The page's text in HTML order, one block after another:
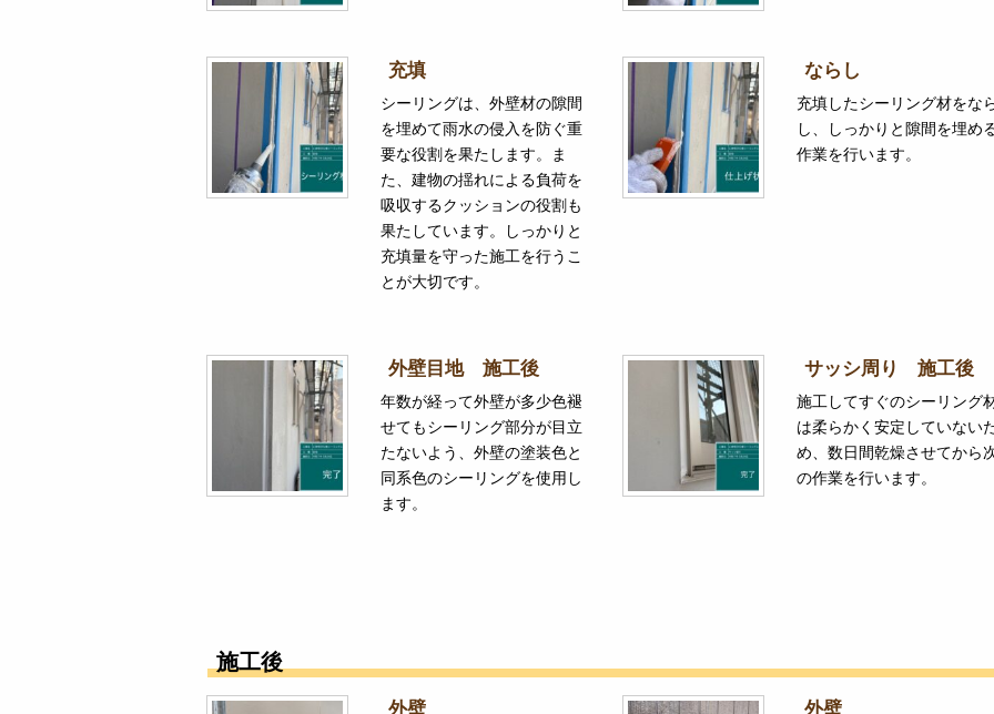
充填
シーリングは、外壁材の隙間
を埋めて雨水の侵入を防ぐ重
要な役割を果たします。ま
た、建物の揺れによる負荷を
吸収するクッションの役割も
果たしています。しっかりと
充填量を守った施工を行うこ
とが大切です。
ならし
充填したシーリング材をな
し、しっかりと隙間を埋め
作業を行います。
外壁目地 施工後
年数が経って外壁が多少色褪
せてもシーリング部分が目立
たないよう、外壁の塗装色と
同系色のシーリングを使用し
ます。
サッシ周り 施工後
施工してすぐのシーリング
は柔らかく安定していない
め、数日間乾燥させてから
の作業を行います。
施工後
外壁 外壁